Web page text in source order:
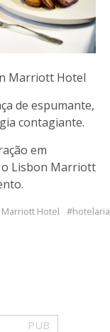
Marriott Hotel
de espumante,
contagiante.
em
o Lisbon Marriott
Hotel hotelaria
PUB